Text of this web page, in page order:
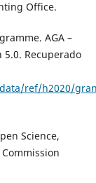
Office.
AGA –
Recuperado
ref/h2020/
Science,